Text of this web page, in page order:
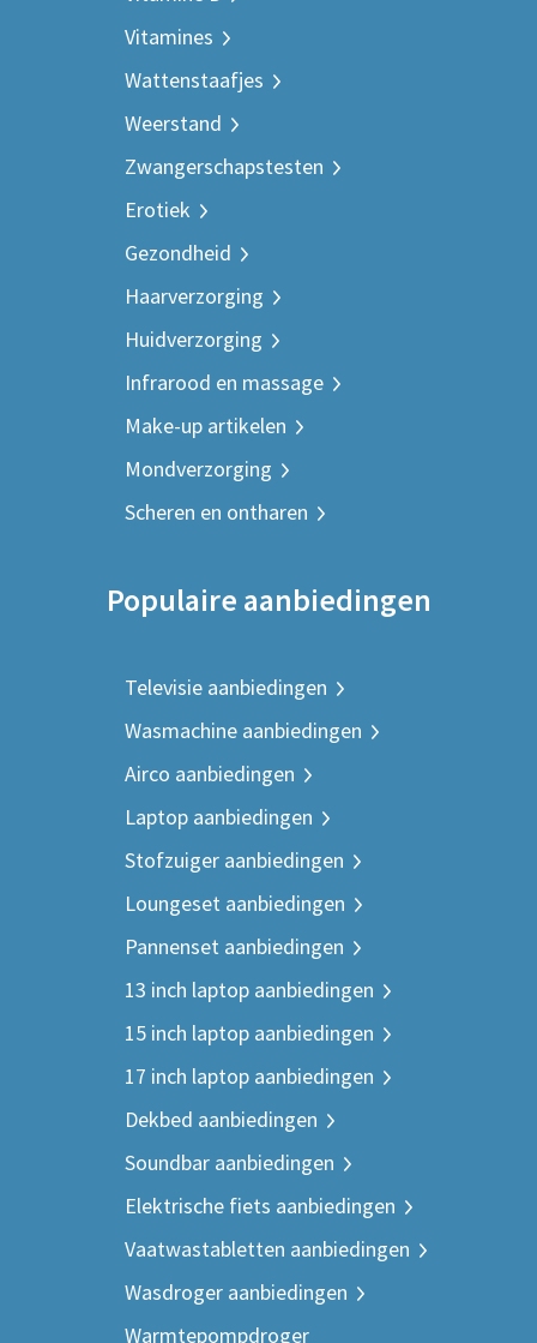
Vitamines
Wattenstaafjes
Weerstand
Zwangerschapstesten
Erotiek
Gezondheid
Haarverzorging
Huidverzorging
Infrarood en massage
Make-up artikelen
Mondverzorging
Scheren en ontharen
Populaire aanbiedingen
Televisie aanbiedingen
Wasmachine aanbiedingen
Airco aanbiedingen
Laptop aanbiedingen
Stofzuiger aanbiedingen
Loungeset aanbiedingen
Pannenset aanbiedingen
13 inch laptop aanbiedingen
15 inch laptop aanbiedingen
17 inch laptop aanbiedingen
Dekbed aanbiedingen
Soundbar aanbiedingen
Elektrische fiets aanbiedingen
Vaatwastabletten aanbiedingen
Wasdroger aanbiedingen
Warmtepompdroger